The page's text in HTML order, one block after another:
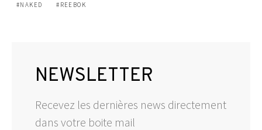
NAKED REEBOK
NEWSLETTER
Recevez les dernières news directement
dans votre boite mail